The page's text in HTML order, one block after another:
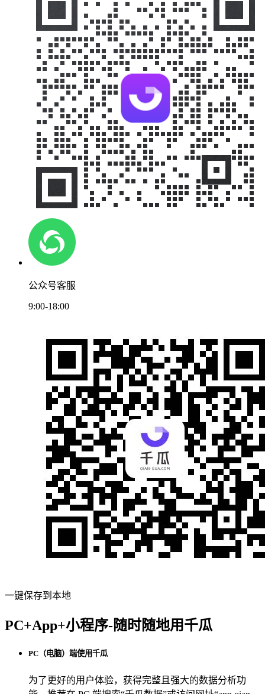
公众号客服
9:00-18:00
一键保存到本地
PC+App+小程序-随时随地用千瓜
PC（电脑）端使用千瓜
为了更好的用户体验，获得完整且强大的数据分析功